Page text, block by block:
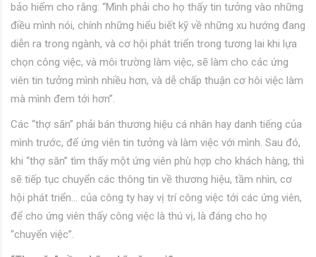
bảo hiểm cho rằng: “Mình phải cho họ thấy tin tưởng vào những
điều mình nói, chính những hiểu biết kỹ về những xu hướng đang
diễn ra trong ngành, và cơ hội phát triển trong tương lai khi lựa
chọn công việc, và môi trường làm việc, sẽ làm cho các ứng
viên tin tưởng mình nhiều hơn, và dễ chấp thuận cơ hôi việc làm
mà mình đem tới hơn”.
Các “thợ săn” phải bán thương hiệu cá nhân hay danh tiếng của
mình trước, để ứng viên tin tưởng và làm việc với mình. Sau đó,
khi “thợ săn” tìm thấy một ứng viên phù hợp cho khách hàng, thì
sẽ tiếp tục chuyển các thông tin về thương hiệu, tầm nhìn, cơ
hội phát triển… của công ty hay vị trí công việc tới các ứng viên,
để cho ứng viên thấy công việc là thú vị, là đáng cho họ
“chuyển việc”.